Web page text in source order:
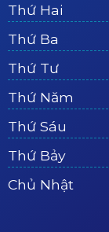
Thứ Hai
Thứ Ba
Thứ Tư
Thứ Năm
Thứ Sáu
Thứ Bảy
Chủ Nhật